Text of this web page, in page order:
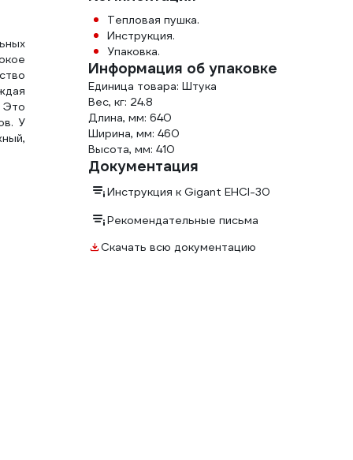
Это
У
Тепловая пушка.
Инструкция.
Упаковка.
Информация об упаковке
Единица товара: Штука
Вес, кг: 24.8
Длина, мм: 640
Ширина, мм: 460
Высота, мм: 410
Документация
Инструкция к Gigant EHCI-30
Рекомендательные письма
Скачать всю документацию